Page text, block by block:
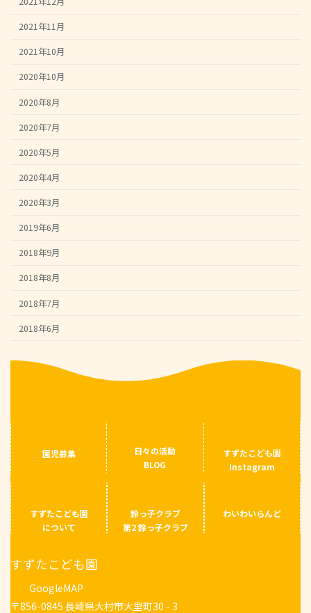
2021年11月
2021年10月
2020年10月
2020年8月
2020年7月
2020年5月
2020年4月
2020年3月
2019年6月
2018年9月
2018年8月
2018年7月
2018年6月
園児募集
日々の活動
BLOG
すずたこども園
Instagram
すずたこども園
について
鈴っ子クラブ
第2 鈴っ子クラブ
わいわいらんど
すずたこども園
GoogleMAP
〒856-0845 長崎県大村市大里町30 - 3